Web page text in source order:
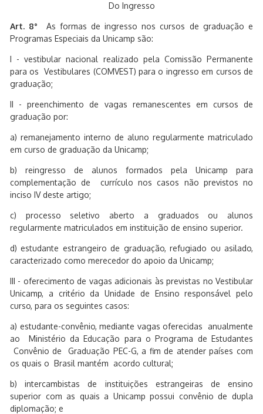
Do Ingresso
Art. 8° As formas de ingresso nos cursos de graduação e
Programas Especiais da Unicamp são:
I - vestibular nacional realizado pela Comissão Permanente
para os Vestibulares (COMVEST) para o ingresso em cursos de
graduação;
II - preenchimento de vagas remanescentes em cursos de
graduação por:
a) remanejamento interno de aluno regularmente matriculado
em curso de graduação da Unicamp;
b) reingresso de alunos formados pela Unicamp para
complementação de currículo nos casos não previstos no
inciso IV deste artigo;
c) processo seletivo aberto a graduados ou alunos
regularmente matriculados em instituição de ensino superior.
d) estudante estrangeiro de graduação, refugiado ou asilado,
caracterizado como merecedor do apoio da Unicamp;
III - oferecimento de vagas adicionais às previstas no Vestibular
Unicamp, a critério da Unidade de Ensino responsável pelo
curso, para os seguintes casos:
a) estudante-convênio, mediante vagas oferecidas anualmente
ao Ministério da Educação para o Programa de Estudantes
Convênio de Graduação PEC-G, a fim de atender países com
os quais o Brasil mantém acordo cultural;
b) intercambistas de instituições estrangeiras de ensino
superior com as quais a Unicamp possui convênio de dupla
diplomação; e